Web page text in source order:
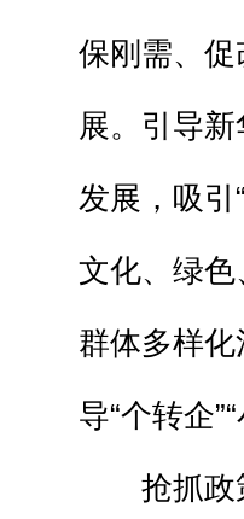
保刚需、
展。引导
发展，吸引
文化、绿
群体多样化
导“个转企
抢抓政